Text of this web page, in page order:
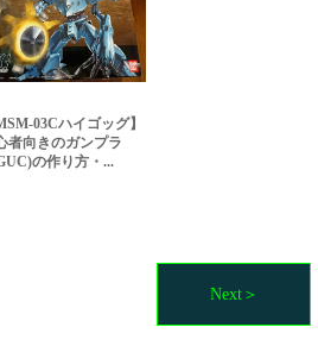
03Cハイゴッグ】
者向きのガンプラ
の作り方・...
Next＞